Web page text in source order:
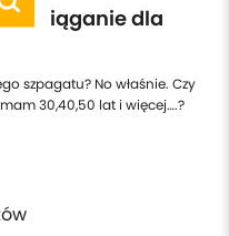
dla
szpagatu? No właśnie. Czy
30,40,50 lat i więcej….?